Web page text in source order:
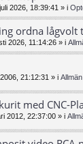
2026, 18:39:41 » i
ordna lågvolt
2026, 11:14:26 » i
21:12:31 » i
med CNC-
2012, 22:37:00 » i